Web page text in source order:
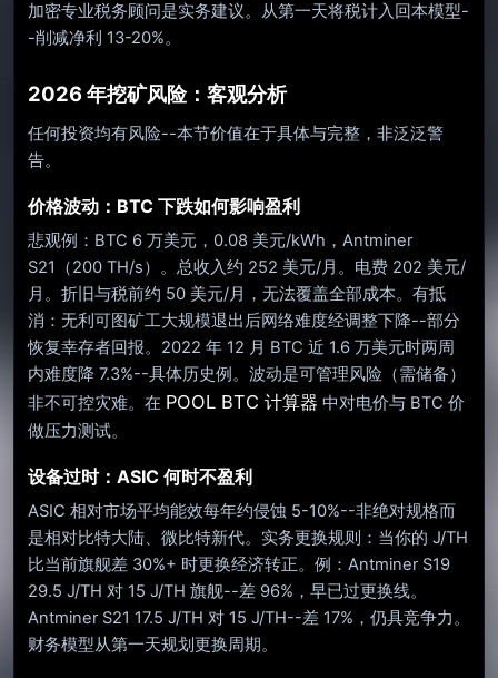
加密专业税务顾问是实务建议。从第一天将税计入回本模型-
-削减净利 13-20%。
2026 年挖矿风险：客观分析
任何投资均有风险--本节价值在于具体与完整，非泛泛警
告。
价格波动：BTC 下跌如何影响盈利
悲观例：BTC 6 万美元，0.08 美元/kWh，Antminer
S21（200 TH/s）。总收入约 252 美元/月。电费 202 美元/
月。折旧与税前约 50 美元/月，无法覆盖全部成本。有抵
消：无利可图矿工大规模退出后网络难度经调整下降--部分
恢复幸存者回报。2022 年 12 月 BTC 近 1.6 万美元时两周
内难度降 7.3%--具体历史例。波动是可管理风险（需储备）
非不可控灾难。在 POOL BTC 计算器 中对电价与 BTC 价
做压力测试。
设备过时：ASIC 何时不盈利
ASIC 相对市场平均能效每年约侵蚀 5-10%--非绝对规格而
是相对比特大陆、微比特新代。实务更换规则：当你的 J/TH
比当前旗舰差 30%+ 时更换经济转正。例：Antminer S19
29.5 J/TH 对 15 J/TH 旗舰--差 96%，早已过更换线。
Antminer S21 17.5 J/TH 对 15 J/TH--差 17%，仍具竞争力。
财务模型从第一天规划更换周期。